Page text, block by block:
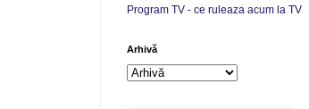
Program TV - ce ruleaza acum la TV
Arhivă